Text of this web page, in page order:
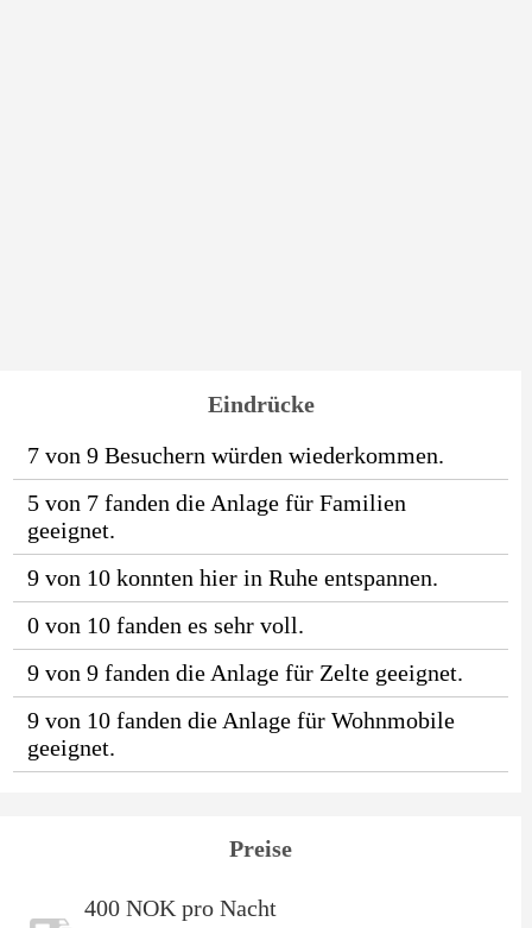
Eindrücke
7 von 9 Besuchern würden wiederkommen.
5 von 7 fanden die Anlage für Familien
geeignet.
9 von 10 konnten hier in Ruhe entspannen.
0 von 10 fanden es sehr voll.
9 von 9 fanden die Anlage für Zelte geeignet.
9 von 10 fanden die Anlage für Wohnmobile
geeignet.
Preise
400 NOK pro Nacht